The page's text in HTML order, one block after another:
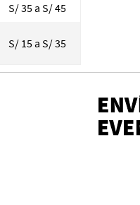
S/ 35 a S/ 45
S/ 15 a S/ 35